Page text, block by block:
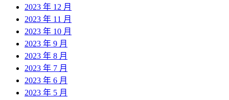
2023 年 12 月
2023 年 11 月
2023 年 10 月
2023 年 9 月
2023 年 8 月
2023 年 7 月
2023 年 6 月
2023 年 5 月